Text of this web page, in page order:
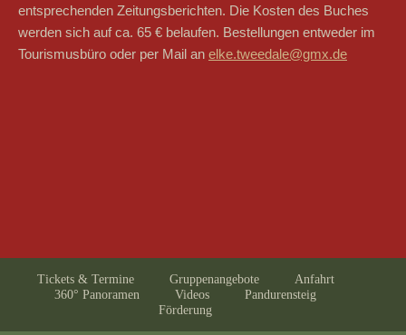
entsprechenden Zeitungsberichten. Die Kosten des Buches
werden sich auf ca. 65 € belaufen. Bestellungen entweder im
Tourismusbüro oder per Mail an
Tickets & Termine Gruppenangebote
Anfahrt
360° Panoramen
Videos
Pandurensteig
Förderung